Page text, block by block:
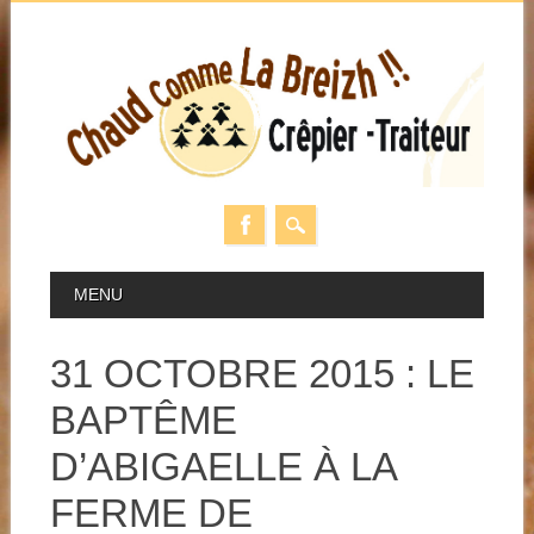
MAIN MENU
MENU
31 OCTOBRE 2015 : LE
BAPTÊME
D’ABIGAELLE À LA
FERME DE